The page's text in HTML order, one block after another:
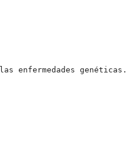
enfermedades genéticas.